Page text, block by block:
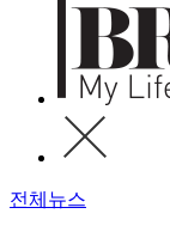
전체뉴스